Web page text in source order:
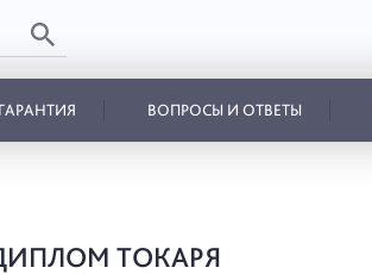
ГАРАНТИЯ ВОПРОСЫ И ОТВЕТЫ
ТОКАРЯ